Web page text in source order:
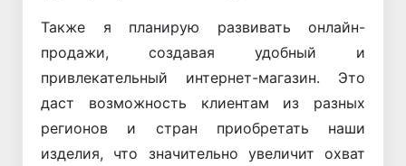
Также я планирую развивать онлайн-
продажи, создавая удобный и
привлекательный интернет-магазин. Это
даст возможность клиентам из разных
регионов и стран приобретать наши
изделия, что значительно увеличит охват